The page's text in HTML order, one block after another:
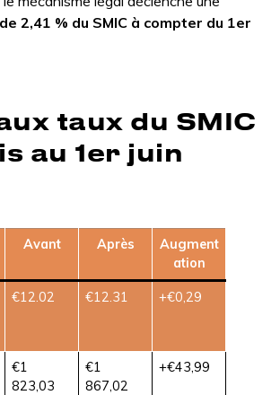
2,41 % du SMIC à compter du 1er
taux du SMIC
au 1er juin
Avant Après
Augment
ation
€12.02 €12.31 +€0,29
€1
823,03
€1
867,02
+€43,99